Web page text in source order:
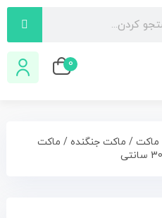
0
ماکت/ ماکت جنگنده/ ماکت